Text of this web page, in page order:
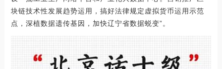
块链技术性发展趋势运用，搞好法律规定虚拟货币运用示范
点，深植数据遗传基因，加快辽宁省数据蜕变”。